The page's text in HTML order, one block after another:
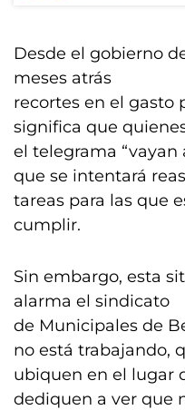
Desde el gobierno
meses atrás
recortes en el gasto
significa que
el telegrama “vayan
que se intentará
tareas para las que
cumplir.
Sin embargo, esta
alarma el sindicato
de Municipales de
no está trabajando,
ubiquen en el lugar
dediquen a ver que